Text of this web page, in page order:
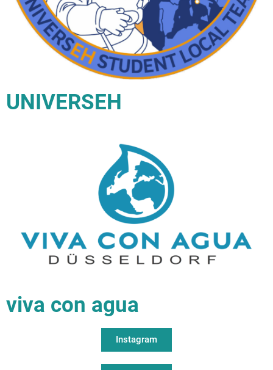
UNIVERSEH
viva con agua
Instagram